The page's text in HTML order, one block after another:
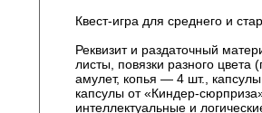
Квест-игра для среднего и
Реквизит и раздаточный
листы, повязки разного цвета
амулет, копья — 4 шт.,
капсулы от «Киндер-
интеллектуальные и